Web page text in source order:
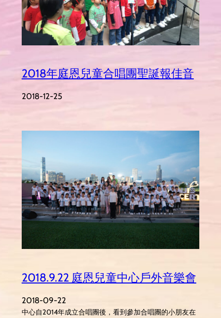
2018年庭恩兒童合唱團聖誕報佳音
2018-12-25
2018.9.22 庭恩兒童中心戶外音樂會
2018-09-22
中心自2014年成立合唱團後，看到參加合唱團的小朋友在